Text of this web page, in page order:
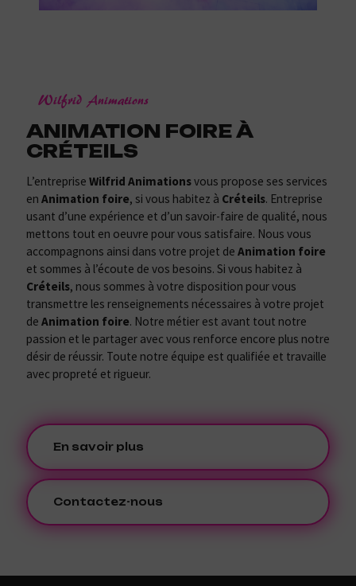
Wilfrid Animations
ANIMATION FOIRE À
CRÉTEILS
L’entreprise Wilfrid Animationsvous propose ses services
en Animation foire, si vous habitez à Créteils. Entreprise
usant d’une expérience et d’un savoir-faire de qualité, nous
mettons tout en oeuvre pour vous satisfaire. Nous vous
accompagnons ainsi dans votre projet de Animation foire
et sommes à l’écoute de vos besoins. Si vous habitez à
Créteils, nous sommes à votre disposition pour vous
transmettre les renseignements nécessaires à votre projet
de Animation foire. Notre métier est avant tout notre
passion et le partager avec vous renforce encore plus notre
désir de réussir. Toute notre équipe est qualifiée et travaille
avec propreté et rigueur.
En savoir plus
Contactez-nous